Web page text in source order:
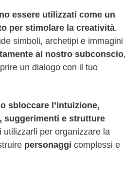
essere utilizzati come un
per stimolare la creatività.
simboli, archetipi e immagini
al nostro subconscio,
un dialogo con il tuo
sbloccare l’intuizione,
suggerimenti e strutture
utilizzarli per organizzare la
personaggi complessi e